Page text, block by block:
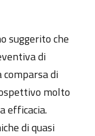
suggerito che
di
di
molto
efficacia.
di quasi